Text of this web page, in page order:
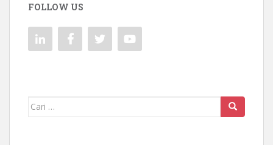
FOLLOW US
Mencari: